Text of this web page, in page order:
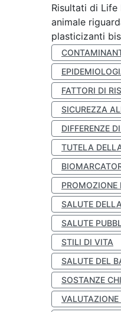
Risultati di Life
animale
plasticizanti
FATTORI DI
SICUREZZA
DIFFERENZE
TUTELA
PROMOZIONE
SALUTE
SALUTE
STILI DI VITA
SALUTE DEL
SOSTANZE